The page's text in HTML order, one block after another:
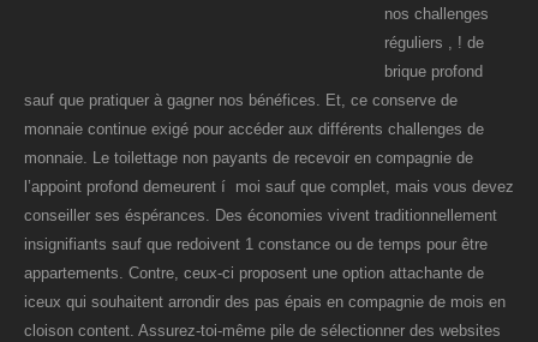
nos challenges
réguliers , ! de
brique profond
sauf que pratiquer à gagner nos bénéfices. Et, ce conserve de
monnaie continue exigé pour accéder aux différents challenges de
monnaie. Le toilettage non payants de recevoir en compagnie de
l’appoint profond demeurent í moi sauf que complet, mais vous devez
conseiller ses éspérances. Des économies vivent traditionnellement
insignifiants sauf que redoivent 1 constance ou de temps pour être
appartements. Contre, ceux-ci proposent une option attachante de
iceux qui souhaitent arrondir des pas épais en compagnie de mois en
cloison content. Assurez-toi-même pile de sélectionner des websites